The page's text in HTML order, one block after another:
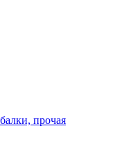
прочая